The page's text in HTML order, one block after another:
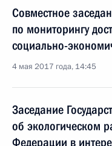
Совместное
по мониторингу
социально-
4 мая 2017 года, 14:45
Заседание
об экологическом
Федерации в